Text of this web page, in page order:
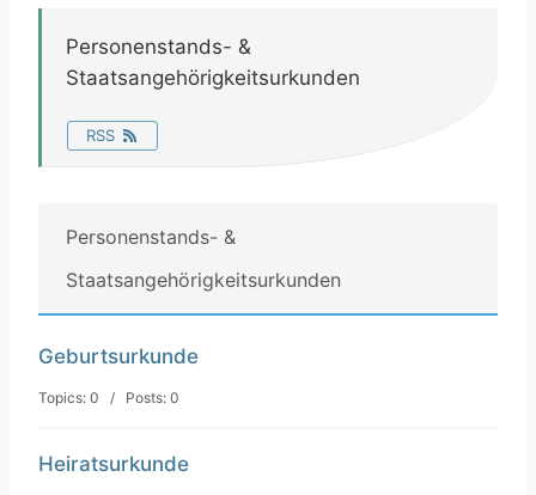
Personenstands- &
Staatsangehörigkeitsurkunden
RSS
Personenstands- &
Staatsangehörigkeitsurkunden
Geburtsurkunde
Topics: 0 / Posts: 0
Heiratsurkunde